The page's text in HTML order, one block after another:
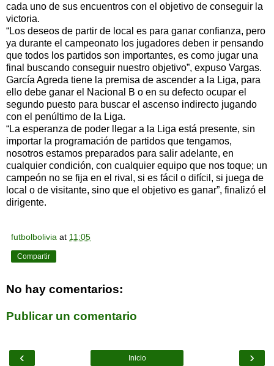
cada uno de sus encuentros con el objetivo de conseguir la
victoria.
“Los deseos de partir de local es para ganar confianza, pero
ya durante el campeonato los jugadores deben ir pensando
que todos los partidos son importantes, es como jugar una
final buscando conseguir nuestro objetivo”, expuso Vargas.
García Agreda tiene la premisa de ascender a la Liga, para
ello debe ganar el Nacional B o en su defecto ocupar el
segundo puesto para buscar el ascenso indirecto jugando
con el penúltimo de la Liga.
“La esperanza de poder llegar a la Liga está presente, sin
importar la programación de partidos que tengamos,
nosotros estamos preparados para salir adelante, en
cualquier condición, con cualquier equipo que nos toque; un
campeón no se fija en el rival, si es fácil o difícil, si juega de
local o de visitante, sino que el objetivo es ganar”, finalizó el
dirigente.
futbolbolivia at 11:05
Compartir
No hay comentarios:
Publicar un comentario
‹ ›
Inicio